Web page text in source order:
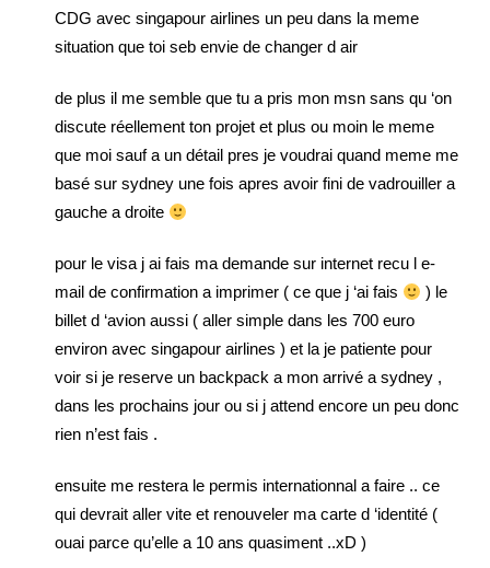
CDG avec singapour airlines un peu dans la meme
situation que toi seb envie de changer d air
de plus il me semble que tu a pris mon msn sans qu ‘on
discute réellement ton projet et plus ou moin le meme
que moi sauf a un détail pres je voudrai quand meme me
basé sur sydney une fois apres avoir fini de vadrouiller a
gauche a droite
pour le visa j ai fais ma demande sur internet recu l e-
mail de confirmation a imprimer ( ce que j ‘ai fais
) le
billet d ‘avion aussi ( aller simple dans les 700 euro
environ avec singapour airlines ) et la je patiente pour
voir si je reserve un backpack a mon arrivé a sydney ,
dans les prochains jour ou si j attend encore un peu donc
rien n’est fais .
ensuite me restera le permis internationnal a faire .. ce
qui devrait aller vite et renouveler ma carte d ‘identité (
ouai parce qu’elle a 10 ans quasiment ..xD )